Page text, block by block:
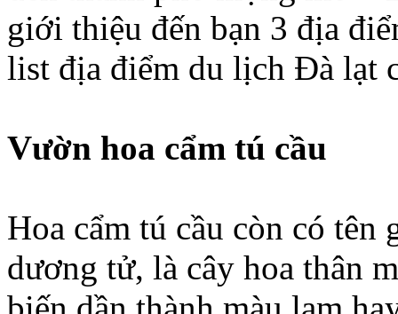
giới thiệu đến bạn 3 địa
list địa điểm du lịch Đà lạt
Vườn hoa cẩm tú cầu
Hoa cẩm tú cầu còn có
dương tử, là cây hoa thân